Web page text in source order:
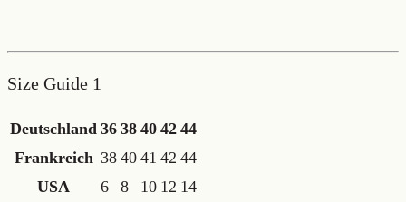
Size Guide 1
Deutschland 36 38 40 42 44
Frankreich 38 40 41 42 44
USA
6 8 10 12 14